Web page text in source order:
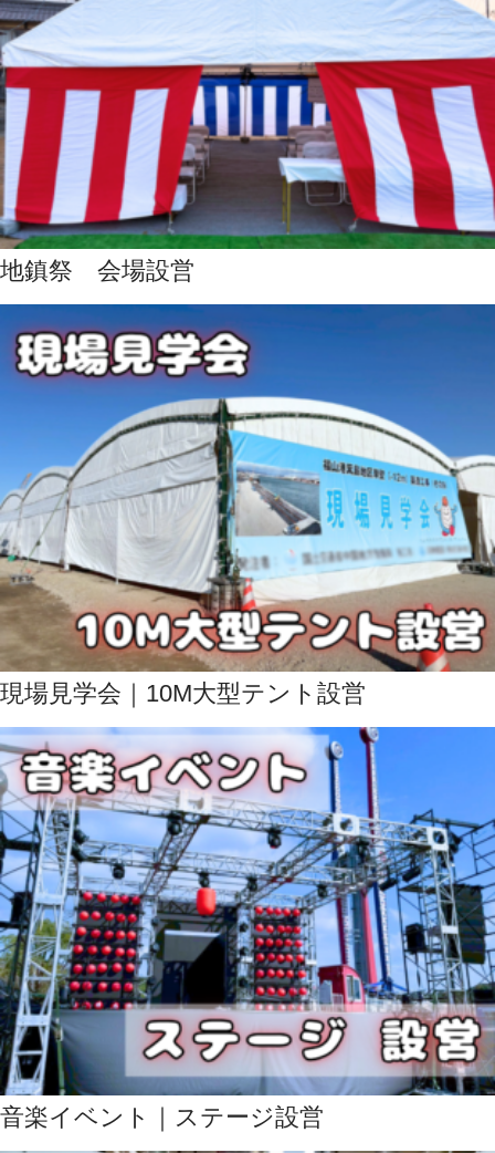
地鎮祭 会場設営
現場見学会｜10M大型テント設営
音楽イベント｜ステージ設営